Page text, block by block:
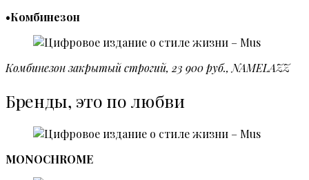
•Комбинезон
Комбинезон закрытый строгий, 23 900 руб., NAMELAZZ
Бренды, это по любви
MONOCHROME